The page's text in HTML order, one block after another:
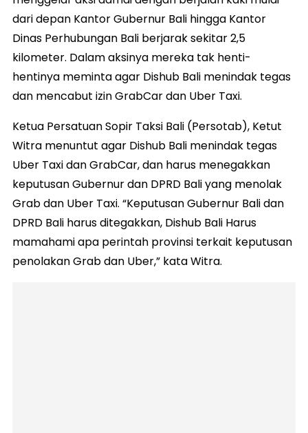
dari depan Kantor Gubernur Bali hingga Kantor
Dinas Perhubungan Bali berjarak sekitar 2,5
kilometer. Dalam aksinya mereka tak henti-
hentinya meminta agar Dishub Bali menindak tegas
dan mencabut izin GrabCar dan Uber Taxi.
Ketua Persatuan Sopir Taksi Bali (Persotab), Ketut
Witra menuntut agar Dishub Bali menindak tegas
Uber Taxi dan GrabCar, dan harus menegakkan
keputusan Gubernur dan DPRD Bali yang menolak
Grab dan Uber Taxi. “Keputusan Gubernur Bali dan
DPRD Bali harus ditegakkan, Dishub Bali Harus
mamahami apa perintah provinsi terkait keputusan
penolakan Grab dan Uber,” kata Witra.